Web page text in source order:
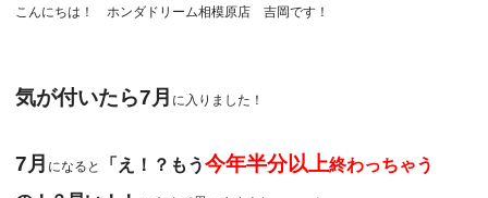
こんにちは！ ホンダドリーム相模原店 吉岡です！
気が付いたら7月 に入りました！
7月 になると 「え！？もう今年半分以上終わっちゃう